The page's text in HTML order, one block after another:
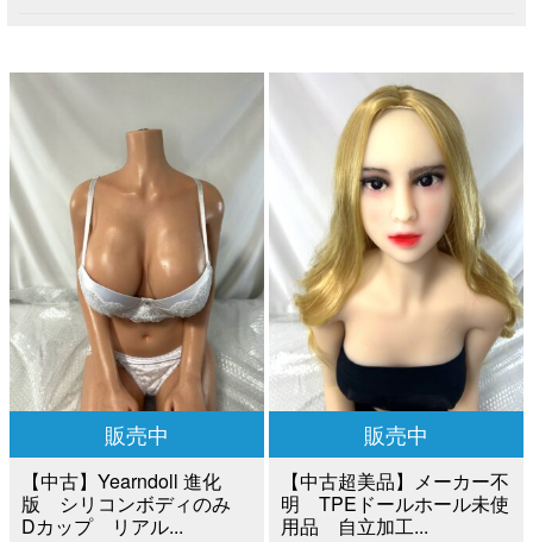
販売中
【中古】Yearndoll 進化
版 シリコンボディのみ
Dカップ リアル...
販売中
【中古超美品】メーカー不
明 TPEドールホール未使
用品 自立加工...